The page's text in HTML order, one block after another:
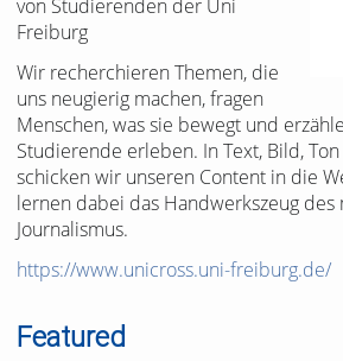
von Studierenden der Uni
Freiburg
Wir recherchieren Themen, die
uns neugierig machen, fragen
Menschen, was sie bewegt und
Studierende erleben. In Text, Bild,
schicken wir unseren Content in die
lernen dabei das Handwerkszeug
Journalismus.
https://www.unicross.uni-freiburg.de/
Featured